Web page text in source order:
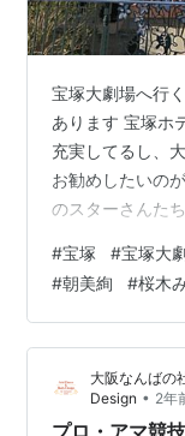
宝塚大劇場へ行
あります 宝塚ホ
充実してるし、
お勧めしたいの
のスターさんた
ってきましたよ
柚香光 95期🌙月
93期⭐星組：礼
れい・れいの3
った‼‼ ⇩2025
#宝塚 #宝塚大
#朝美絢 #桜木
大阪なんばの
Design • 2年
プロ・アマ競